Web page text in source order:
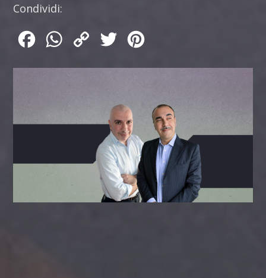
Condividi:
FacebookWhatsApp
Copy
Twitter